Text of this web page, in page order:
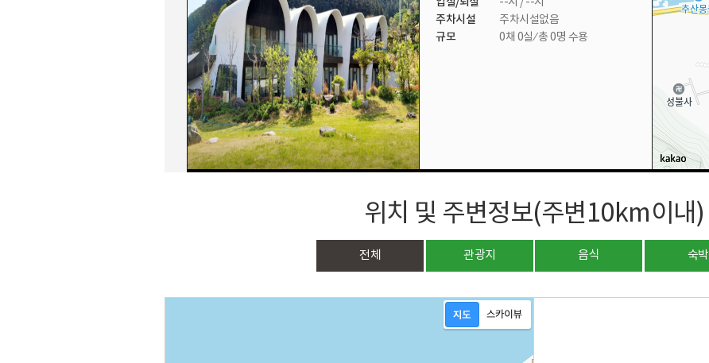
주차시설 주차시설없음
규모 0채 0실 ⁄ 총 0명 수용
위치 및 주변정보(주변10km이내)
전체 관광지 음식 숙박